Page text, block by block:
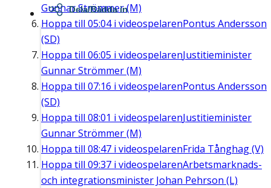
Gunnar Strömmer (M)
Hoppa till 05:04i videospelarenPontus Andersson
(SD)
Hoppa till 06:05 i videospelarenJustitieminister
Gunnar Strömmer (M)
Hoppa till 07:16 i videospelarenPontus Andersson
(SD)
Hoppa till 08:01 i videospelarenJustitieminister
Gunnar Strömmer (M)
Hoppa till 08:47 i videospelarenFrida Tånghag (V)
Hoppa till 09:37 i videospelarenArbetsmarknads-
och integrationsminister Johan Pehrson (L)
Dela/Bädda in